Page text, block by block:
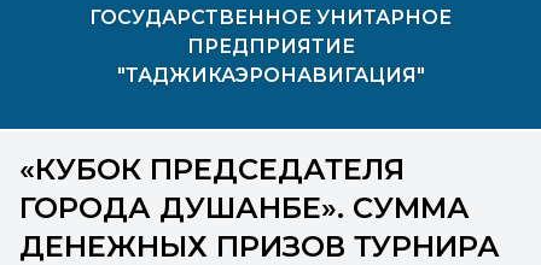
ГОСУДАРСТВЕННОЕ УНИТАРНОЕ
ПРЕДПРИЯТИЕ
"ТАДЖИКАЭРОНАВИГАЦИЯ"
«КУБОК ПРЕДСЕДАТЕЛЯ
ГОРОДА ДУШАНБЕ». СУММА
ДЕНЕЖНЫХ ПРИЗОВ ТУРНИРА